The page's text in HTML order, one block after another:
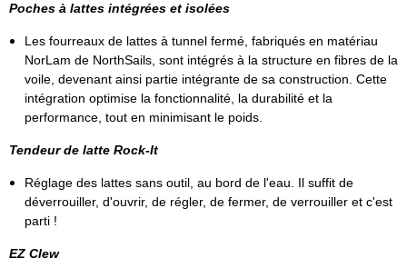
Poches à lattes intégrées et isolées
Les fourreaux de lattes à tunnel fermé, fabriqués en matériau
NorLam de NorthSails, sont intégrés à la structure en fibres de la
voile, devenant ainsi partie intégrante de sa construction. Cette
intégration optimise la fonctionnalité, la durabilité et la
performance, tout en minimisant le poids.
Tendeur de latte Rock-It
Réglage des lattes sans outil, au bord de l'eau. Il suffit de
déverrouiller, d'ouvrir, de régler, de fermer, de verrouiller et c'est
parti !
EZ Clew